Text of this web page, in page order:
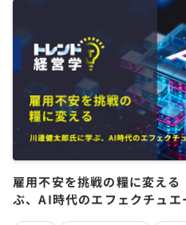
雇用不安を挑戦の糧に変え
ぶ、AI時代のエフェクチュエ